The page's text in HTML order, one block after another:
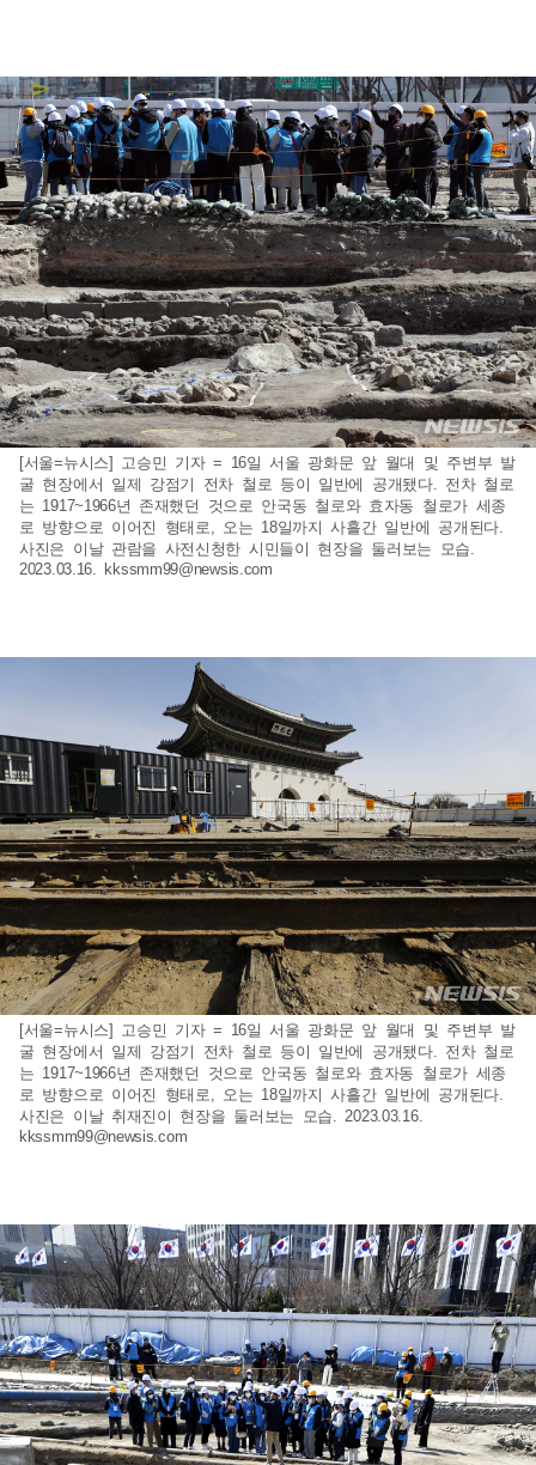
[서울=뉴시스] 고승민 기자 = 16일 서울 광화문 앞 월대 및 주변부 발
굴 현장에서 일제 강점기 전차 철로 등이 일반에 공개됐다. 전차 철로
는 1917~1966년 존재했던 것으로 안국동 철로와 효자동 철로가 세종
로 방향으로 이어진 형태로, 오는 18일까지 사흘간 일반에 공개된다.
사진은 이날 관람을 사전신청한 시민들이 현장을 둘러보는 모습.
2023.03.16. kkssmm99@newsis.com
[서울=뉴시스] 고승민 기자 = 16일 서울 광화문 앞 월대 및 주변부 발
굴 현장에서 일제 강점기 전차 철로 등이 일반에 공개됐다. 전차 철로
는 1917~1966년 존재했던 것으로 안국동 철로와 효자동 철로가 세종
로 방향으로 이어진 형태로, 오는 18일까지 사흘간 일반에 공개된다.
사진은 이날 취재진이 현장을 둘러보는 모습. 2023.03.16.
kkssmm99@newsis.com